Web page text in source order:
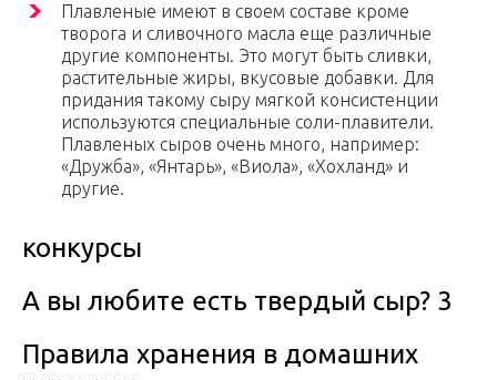
Плавленые имеют в своем составе кроме
творога и сливочного масла еще различные
другие компоненты. Это могут быть сливки,
растительные жиры, вкусовые добавки. Для
придания такому сыру мягкой консистенции
используются специальные соли-плавители.
Плавленых сыров очень много, например:
«Дружба», «Янтарь», «Виола», «Хохланд» и
другие.
конкурсы
А вы любите есть твердый сыр? 3
Правила хранения в домашних